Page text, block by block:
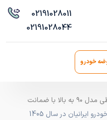
02191028011
02191028044
خودرو
خودرو شاپ، خرید و فروش خودرو اقساطی مدل ۹۰ به بالا با ضمانت
ایرانیان در سال 1405